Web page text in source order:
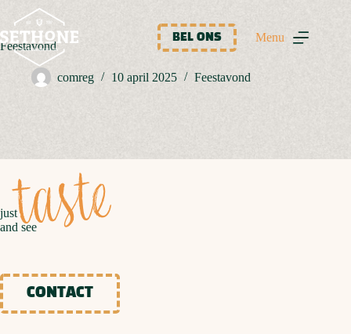
naar
de
inhoud
BEL ONS Menu
Feestavond
comreg 10 april 2025 Feestavond
justtaste
and see
CONTACT